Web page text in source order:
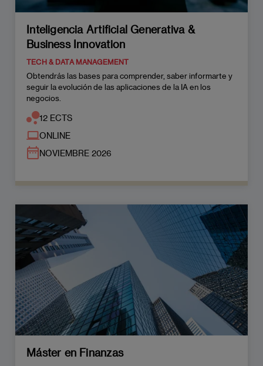
Inteligencia Artificial Generativa &
Business Innovation
TECH & DATA MANAGEMENT
Obtendrás las bases para comprender, saber informarte y
seguir la evolución de las aplicaciones de la IA en los
negocios.
12 ECTS
ONLINE
NOVIEMBRE 2026
Máster en Finanzas